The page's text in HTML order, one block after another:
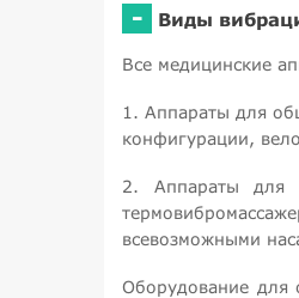
- Виды
Все медицинские
1. Аппараты для
конфигурации,
2. Аппараты для
всевозможными
Оборудование для